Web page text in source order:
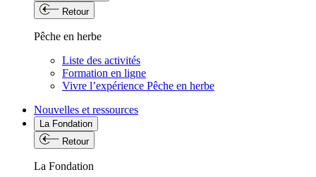
Retour
Pêche en herbe
Liste des activités
Formation en ligne
Vivre l’expérience Pêche en herbe
Nouvelles et ressources
La Fondation
Retour
La Fondation